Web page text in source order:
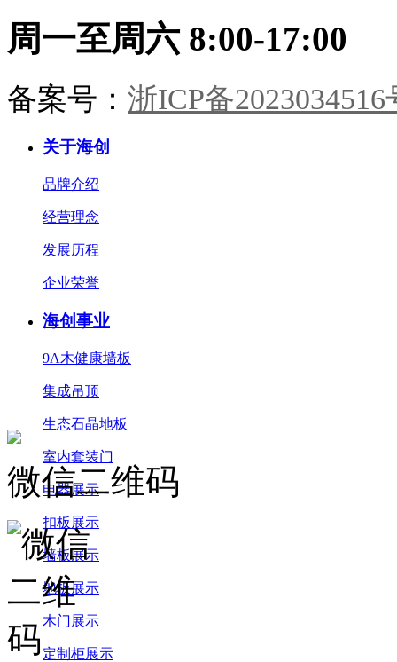
居。一室风雅，一生心安。
周一至周六 8:00-17:00
备案号： 浙ICP备2023034516
关于海创
品牌介绍
经营理念
发展历程
企业荣誉
海创事业
9A木健康墙板
集成吊顶
生态石晶地板
室内套装门
电器展示
扣板展示
墙板展示
地板展示
木门展示
定制柜展示
微信二维码